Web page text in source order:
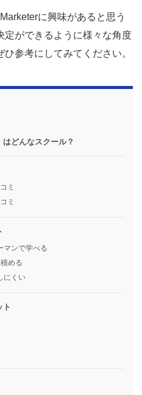
に興味があると思う
定ができるように様々な角度
参考にしてみてください。
どんなスクール？
ミ
ミ
マンで学べる
める
にくい
ト